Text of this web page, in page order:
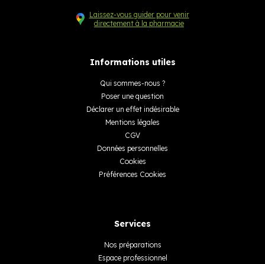
Laissez-vous guider pour venir
directement à la pharmacie
Informations utiles
Qui sommes-nous ?
Poser une question
Déclarer un effet indésirable
Mentions légales
CGV
Données personnelles
Cookies
Préférences Cookies
Services
Nos préparations
Espace professionnel